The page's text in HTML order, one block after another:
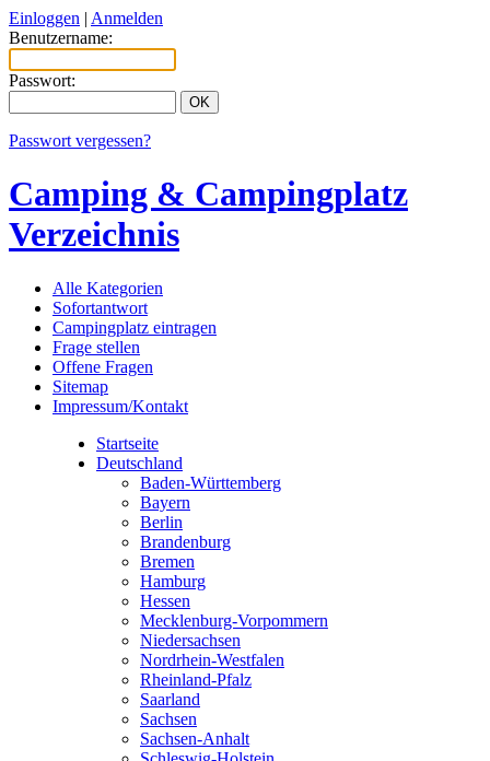
Einloggen | Anmelden
Benutzername:
Passwort:
Passwort vergessen?
Camping & Campingplatz
Verzeichnis
Alle Kategorien
Sofortantwort
Campingplatz eintragen
Frage stellen
Offene Fragen
Sitemap
Impressum/Kontakt
Startseite
Deutschland
Baden-Württemberg
Bayern
Berlin
Brandenburg
Bremen
Hamburg
Hessen
Mecklenburg-Vorpommern
Niedersachsen
Nordrhein-Westfalen
Rheinland-Pfalz
Saarland
Sachsen
Sachsen-Anhalt